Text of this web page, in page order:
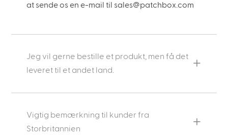
at sende os en e-mail til sales@patchbox.com
Jeg vil gerne bestille et produkt, men få det
leveret til et andet land.
Vigtig bemærkning til kunder fra
Storbritannien